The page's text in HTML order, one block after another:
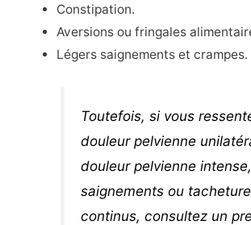
Constipation.
Aversions ou fringales
Légers saignements et crampes.
Toutefois, si vous
douleur pelvienne
douleur pelvienne
saignements ou
continus, consultez un